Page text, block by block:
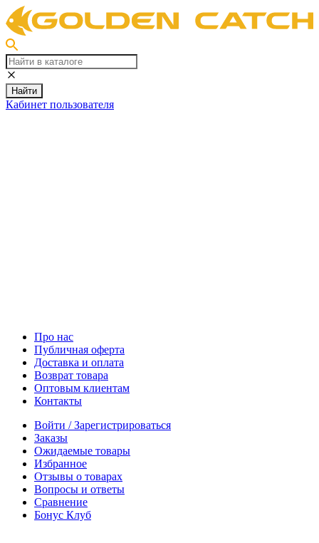
Найти
Кабинет пользователя
Про нас
Публичная оферта
Доставка и оплата
Возврат товара
Оптовым клиентам
Контакты
Войти / Зарегистрироваться
Заказы
Ожидаемые товары
Избранное
Отзывы о товарах
Вопросы и ответы
Сравнение
Бонус Клуб